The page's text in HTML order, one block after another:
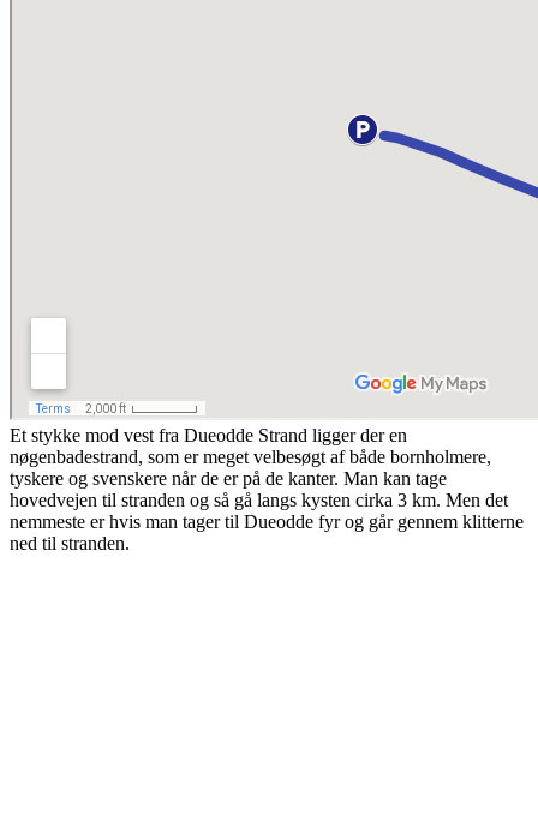
Et stykke mod vest fra Dueodde Strand ligger der en
nøgenbadestrand, som er meget velbesøgt af både bornholmere,
tyskere og svenskere når de er på de kanter. Man kan tage
hovedvejen til stranden og så gå langs kysten cirka 3 km. Men det
nemmeste er hvis man tager til Dueodde fyr og går gennem klitterne
ned til stranden.